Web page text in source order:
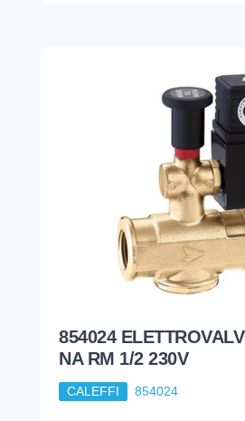
854024
NA RM 1/2 230V
CALEFFI 854024